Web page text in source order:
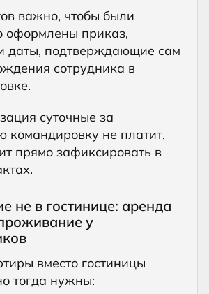
важно, чтобы были
оформлены приказ,
даты, подтверждающие сам
сотрудника в
суточные за
командировку не платит,
прямо зафиксировать в
не в гостинице: аренда
у
вместо гостиницы
тогда нужны: